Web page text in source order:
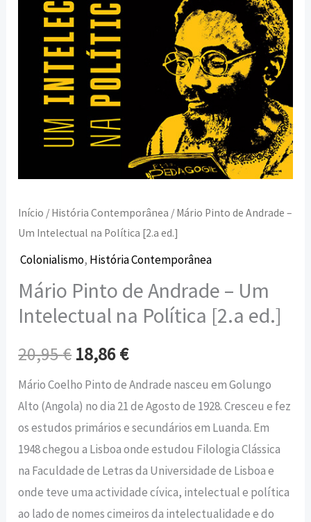
Início / História Contemporânea / Mário Pinto de Andrade –
Um Intelectual na Política [2.a ed.]
Colonialismo, História Contemporânea
Mário Pinto de Andrade – Um
Intelectual na Política [2.a ed.]
20,95€ 18,86€
Mário Coelho Pinto de Andrade nasceu em Golungo
Alto (Angola) no dia 21 de Agosto de 1928. Cresceu e fez
os estudos primários e secundários em Luanda. Em
1948 chegou a Lisboa onde estudou Filologia Clássica
na Faculdade de Letras da Universidade de Lisboa e
onde teve uma actividade cívica, intelectual e política
ao lado de nomes cimeiros da intelectualidade e do
Política